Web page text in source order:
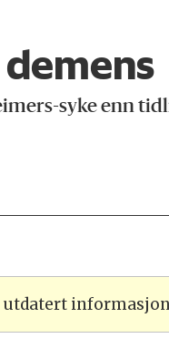
syke enn
utdatert